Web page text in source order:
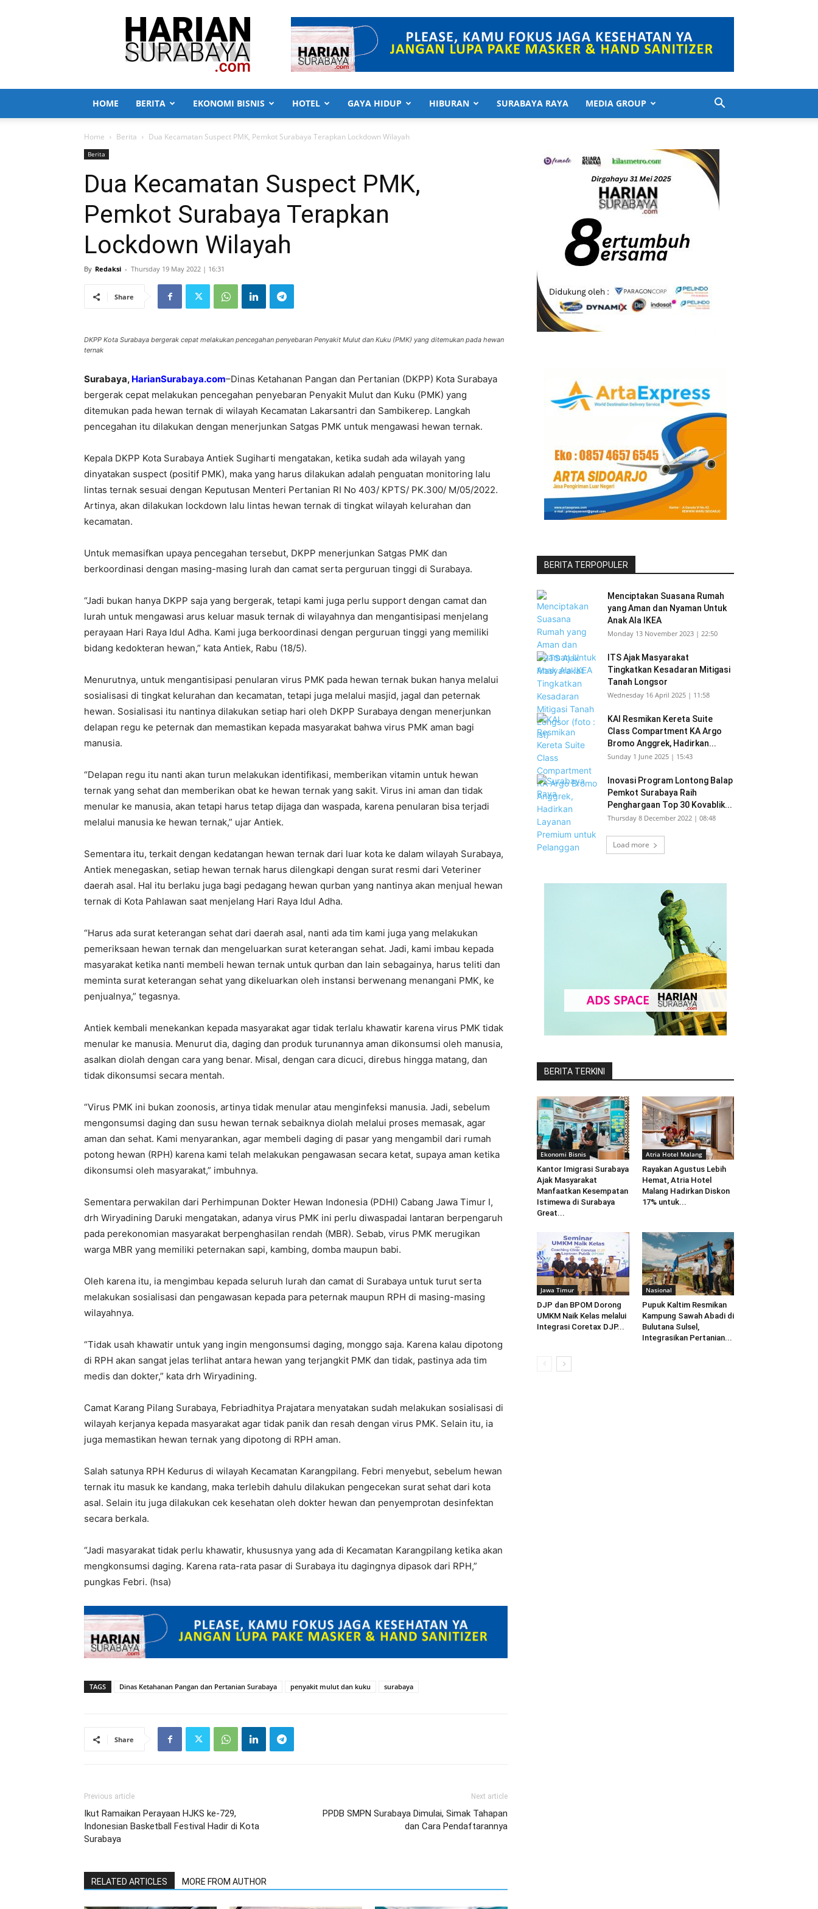
Harian
Surabaya
HOME BERITA EKONOMI BISNIS HOTEL GAYA HIDUP HIBURAN SURABAYA RAYA MEDIA GROUP
Home Berita Dua Kecamatan Suspect PMK, Pemkot Surabaya Terapkan Lockdown Wilayah
Berita
Dua Kecamatan Suspect PMK,
Pemkot Surabaya Terapkan
Lockdown Wilayah
By Redaksi - Thursday 19 May 2022 | 16:31
Share
DKPP Kota Surabaya bergerak cepat melakukan pencegahan penyebaran Penyakit Mulut dan Kuku (PMK) yang ditemukan pada hewan
ternak
Surabaya, HarianSurabaya.com–Dinas Ketahanan Pangan dan Pertanian (DKPP) Kota Surabaya
bergerak cepat melakukan pencegahan penyebaran Penyakit Mulut dan Kuku (PMK) yang
ditemukan pada hewan ternak di wilayah Kecamatan Lakarsantri dan Sambikerep. Langkah
pencegahan itu dilakukan dengan menerjunkan Satgas PMK untuk mengawasi hewan ternak.
Kepala DKPP Kota Surabaya Antiek Sugiharti mengatakan, ketika sudah ada wilayah yang
dinyatakan suspect (positif PMK), maka yang harus dilakukan adalah penguatan monitoring lalu
lintas ternak sesuai dengan Keputusan Menteri Pertanian RI No 403/ KPTS/ PK.300/ M/05/2022.
Artinya, akan dilakukan lockdown lalu lintas hewan ternak di tingkat wilayah kelurahan dan
kecamatan.
Untuk memasifkan upaya pencegahan tersebut, DKPP menerjunkan Satgas PMK dan
berkoordinasi dengan masing-masing lurah dan camat serta perguruan tinggi di Surabaya.
“Jadi bukan hanya DKPP saja yang bergerak, tetapi kami juga perlu support dengan camat dan
lurah untuk mengawasi arus keluar masuk ternak di wilayahnya dan mengantisipasi menjelang
perayaan Hari Raya Idul Adha. Kami juga berkoordinasi dengan perguruan tinggi yang memiliki
bidang kedokteran hewan,” kata Antiek, Rabu (18/5).
Menurutnya, untuk mengantisipasi penularan virus PMK pada hewan ternak bukan hanya melalui
sosialisasi di tingkat kelurahan dan kecamatan, tetapi juga melalui masjid, jagal dan peternak
hewan. Sosialisasi itu nantinya dilakukan setiap hari oleh DKPP Surabaya dengan menerjunkan
delapan regu ke peternak dan memastikan kepada masyarakat bahwa virus PMK aman bagi
manusia.
“Delapan regu itu nanti akan turun melakukan identifikasi, memberikan vitamin untuk hewan
ternak yang sehat dan memberikan obat ke hewan ternak yang sakit. Virus ini aman dan tidak
menular ke manusia, akan tetapi harus tetap dijaga dan waspada, karena penularan bisa terjadi
melalui manusia ke hewan ternak,” ujar Antiek.
Sementara itu, terkait dengan kedatangan hewan ternak dari luar kota ke dalam wilayah Surabaya,
Antiek menegaskan, setiap hewan ternak harus dilengkapi dengan surat resmi dari Veteriner
daerah asal. Hal itu berlaku juga bagi pedagang hewan qurban yang nantinya akan menjual hewan
ternak di Kota Pahlawan saat menjelang Hari Raya Idul Adha.
“Harus ada surat keterangan sehat dari daerah asal, nanti ada tim kami juga yang melakukan
pemeriksaan hewan ternak dan mengeluarkan surat keterangan sehat. Jadi, kami imbau kepada
masyarakat ketika nanti membeli hewan ternak untuk qurban dan lain sebagainya, harus teliti dan
meminta surat keterangan sehat yang dikeluarkan oleh instansi berwenang menangani PMK, ke
penjualnya,” tegasnya.
Antiek kembali menekankan kepada masyarakat agar tidak terlalu khawatir karena virus PMK tidak
menular ke manusia. Menurut dia, daging dan produk turunannya aman dikonsumsi oleh manusia,
asalkan diolah dengan cara yang benar. Misal, dengan cara dicuci, direbus hingga matang, dan
tidak dikonsumsi secara mentah.
“Virus PMK ini bukan zoonosis, artinya tidak menular atau menginfeksi manusia. Jadi, sebelum
mengonsumsi daging dan susu hewan ternak sebaiknya diolah melalui proses memasak, agar
aman dan sehat. Kami menyarankan, agar membeli daging di pasar yang mengambil dari rumah
potong hewan (RPH) karena kami telah melakukan pengawasan secara ketat, supaya aman ketika
dikonsumsi oleh masyarakat,” imbuhnya.
Sementara perwakilan dari Perhimpunan Dokter Hewan Indonesia (PDHI) Cabang Jawa Timur I,
drh Wiryadining Daruki mengatakan, adanya virus PMK ini perlu diwaspadai lantaran berpengaruh
pada perekonomian masyarakat berpenghasilan rendah (MBR). Sebab, virus PMK merugikan
warga MBR yang memiliki peternakan sapi, kambing, domba maupun babi.
Oleh karena itu, ia mengimbau kepada seluruh lurah dan camat di Surabaya untuk turut serta
melakukan sosialisasi dan pengawasan kepada para peternak maupun RPH di masing-masing
wilayahnya.
“Tidak usah khawatir untuk yang ingin mengonsumsi daging, monggo saja. Karena kalau dipotong
di RPH akan sangat jelas terlihat antara hewan yang terjangkit PMK dan tidak, pastinya ada tim
medis dan dokter,” kata drh Wiryadining.
Camat Karang Pilang Surabaya, Febriadhitya Prajatara menyatakan sudah melakukan sosialisasi di
wilayah kerjanya kepada masyarakat agar tidak panik dan resah dengan virus PMK. Selain itu, ia
juga memastikan hewan ternak yang dipotong di RPH aman.
Salah satunya RPH Kedurus di wilayah Kecamatan Karangpilang. Febri menyebut, sebelum hewan
ternak itu masuk ke kandang, maka terlebih dahulu dilakukan pengecekan surat sehat dari kota
asal. Selain itu juga dilakukan cek kesehatan oleh dokter hewan dan penyemprotan desinfektan
secara berkala.
“Jadi masyarakat tidak perlu khawatir, khususnya yang ada di Kecamatan Karangpilang ketika akan
mengkonsumsi daging. Karena rata-rata pasar di Surabaya itu dagingnya dipasok dari RPH,”
pungkas Febri. (hsa)
TAGS Dinas Ketahanan Pangan dan Pertanian Surabaya penyakit mulut dan kuku surabaya
Share
Previous article
Ikut Ramaikan Perayaan HJKS ke-729,
Indonesian Basketball Festival Hadir di Kota
Surabaya
Next article
PPDB SMPN Surabaya Dimulai, Simak Tahapan
dan Cara Pendaftarannya
RELATED ARTICLES MORE FROM AUTHOR
BERITA TERPOPULER
Menciptakan Suasana Rumah
yang Aman dan Nyaman Untuk
Anak Ala IKEA
Monday 13 November 2023 | 22:50
ITS Ajak Masyarakat
Tingkatkan Kesadaran Mitigasi
Tanah Longsor
Wednesday 16 April 2025 | 11:58
KAI Resmikan Kereta Suite
Class Compartment KA Argo
Bromo Anggrek, Hadirkan...
Sunday 1 June 2025 | 15:43
Inovasi Program Lontong Balap
Pemkot Surabaya Raih
Penghargaan Top 30 Kovablik...
Thursday 8 December 2022 | 08:48
Load more
BERITA TERKINI
Ekonomi Bisnis
Kantor Imigrasi Surabaya
Ajak Masyarakat
Manfaatkan Kesempatan
Istimewa di Surabaya
Great...
Atria Hotel Malang
Rayakan Agustus Lebih
Hemat, Atria Hotel
Malang Hadirkan Diskon
17% untuk...
Jawa Timur
DJP dan BPOM Dorong
UMKM Naik Kelas melalui
Integrasi Coretax DJP...
Nasional
Pupuk Kaltim Resmikan
Kampung Sawah Abadi di
Bulutana Sulsel,
Integrasikan Pertanian...